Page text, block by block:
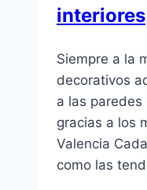
interiores
Siempre a la
decorativos
a las
gracias a los
Valencia
como las